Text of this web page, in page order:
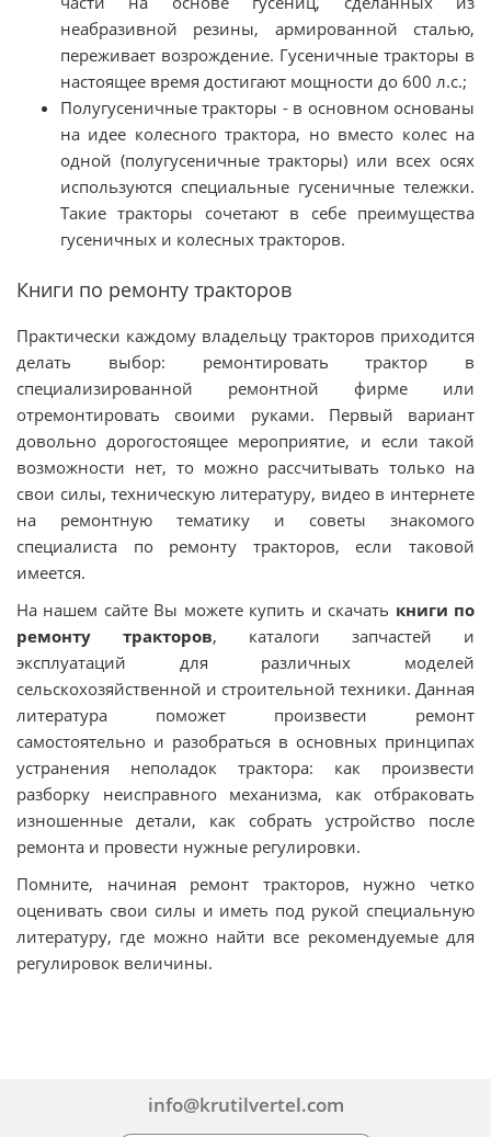
неабразивной резины, армированной сталью,
переживает возрождение. Гусеничные тракторы в
настоящее время достигают мощности до 600 л.с.;
Полугусеничные тракторы - в основном основаны
на идее колесного трактора, но вместо колес на
одной (полугусеничные тракторы) или всех осях
используются специальные гусеничные тележки.
Такие тракторы сочетают в себе преимущества
гусеничных и колесных тракторов.
Книги по ремонту тракторов
Практически каждому владельцу тракторов приходится
делать выбор: ремонтировать трактор в
специализированной ремонтной фирме или
отремонтировать своими руками. Первый вариант
довольно дорогостоящее мероприятие, и если такой
возможности нет, то можно рассчитывать только на
свои силы, техническую литературу, видео в интернете
на ремонтную тематику и советы знакомого
специалиста по ремонту тракторов, если таковой
имеется.
На нашем сайте Вы можете купить и скачать книги по
ремонту тракторов, каталоги запчастей и
эксплуатаций для различных моделей
сельскохозяйственной и строительной техники. Данная
литература поможет произвести ремонт
самостоятельно и разобраться в основных принципах
устранения неполадок трактора: как произвести
разборку неисправного механизма, как отбраковать
изношенные детали, как собрать устройство после
ремонта и провести нужные регулировки.
Помните, начиная ремонт тракторов, нужно четко
оценивать свои силы и иметь под рукой специальную
литературу, где можно найти все рекомендуемые для
регулировок величины.
info@krutilvertel.com